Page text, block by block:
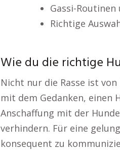
Gassi-
Richtige
Wie du die richtige
Nicht nur die Rasse ist
mit dem Gedanken, einen
Anschaffung mit der
verhindern. Für eine
konsequent zu